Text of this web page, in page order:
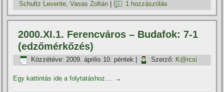
Schultz Levente,Vasas Zoltán 1 hozzászólás
2000.XI.1. Ferencváros – Budafok: 7-1
(edzőmérkőzés)
Közzétéve: 2009. április 10. péntek Szerző: K@rcsi
Egy kattintás ide a folytatáshoz.... →